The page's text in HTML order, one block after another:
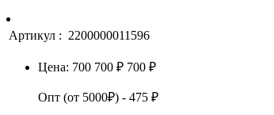
Артикул : 2200000011596
Цена: 700 700 ₽ 700 ₽
Опт (от 5000₽) - 475 ₽